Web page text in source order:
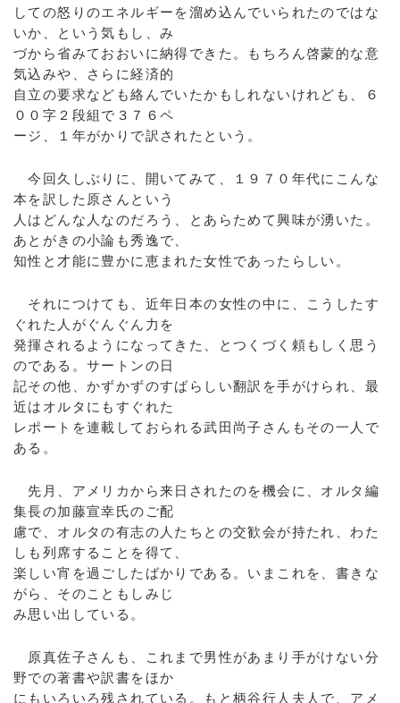
しての怒りのエネルギーを溜め込んでいられたのではな
いか、という気もし、み
づから省みておおいに納得できた。もちろん啓蒙的な意
気込みや、さらに経済的
自立の要求なども絡んでいたかもしれないけれども、６
００字２段組で３７６ペ
ージ、１年がかりで訳されたという。
今回久しぶりに、開いてみて、１９７０年代にこんな
本を訳した原さんという
人はどんな人なのだろう、とあらためて興味が湧いた。
あとがきの小論も秀逸で、
知性と才能に豊かに恵まれた女性であったらしい。
それにつけても、近年日本の女性の中に、こうしたす
ぐれた人がぐんぐん力を
発揮されるようになってきた、とつくづく頼もしく思う
のである。サートンの日
記その他、かずかずのすばらしい翻訳を手がけられ、最
近はオルタにもすぐれた
レポートを連載しておられる武田尚子さんもその一人で
ある。
先月、アメリカから来日されたのを機会に、オルタ編
集長の加藤宣幸氏のご配
慮で、オルタの有志の人たちとの交歓会が持たれ、わた
しも列席することを得て、
楽しい宵を過ごしたばかりである。いまこれを、書きな
がら、そのこともしみじ
み思い出している。
原真佐子さんも、これまで男性があまり手がけない分
野での著書や訳書をほか
にもいろいろ残されている。もと柄谷行人夫人で、アメ